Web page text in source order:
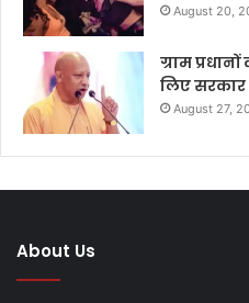
August 20,
ग्राम
लिए सरकार
August 27,
About Us